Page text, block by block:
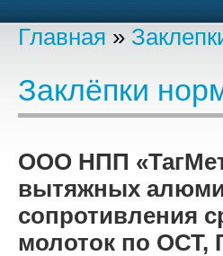
Главная »
Заклёпки
ООО НПП
вытяжных
сопротивления
молоток по